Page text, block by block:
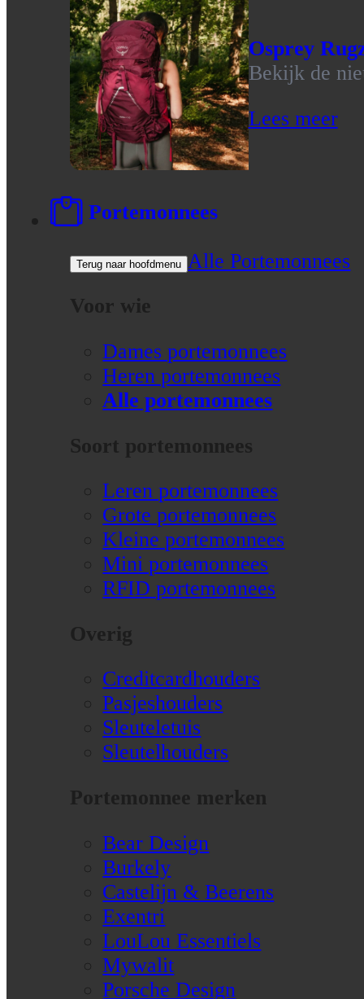
Osprey
Bekijk de
Lees meer
Portemonnees
Terug naar hoofdmenu Alle Portemonnees
Voor wie
Dames portemonnees
Heren portemonnees
Alle portemonnees
Soort portemonnees
Leren portemonnees
Grote portemonnees
Kleine portemonnees
Mini portemonnees
RFID portemonnees
Overig
Creditcardhouders
Pasjeshouders
Sleuteletuis
Sleutelhouders
Portemonnee merken
Bear Design
Burkely
Castelijn & Beerens
Exentri
LouLou Essentiels
Mywalit
Porsche Design